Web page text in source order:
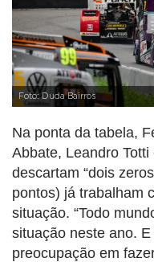
Foto: Duda Bairros
Na ponta da tabela,
Abbate, Leandro
descartam “dois
pontos) já trabalham
situação. “Todo
situação neste ano.
preocupação em